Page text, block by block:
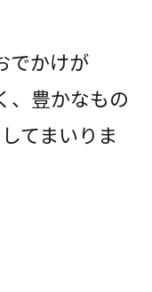
でかけが
、豊かなもの
てまいりま